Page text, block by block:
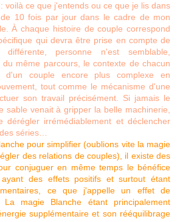
voilà ce que j'entends ou ce que je lis dans
10 fois par jour dans le cadre de mon
À chaque histoire de couple correspond
qui devra être prise en compte de
différente, personne n'est semblable,
même parcours, le contexte de chacun
couple encore plus complexe en
tout comme le mécanisme d'une
son travail précisément. Si jamais le
sable venait à gripper la belle machinerie,
dérégler irrémédiablement et déclencher
séries…
pour simplifier (oublions vite la magie
des relations de couples), il existe des
conjuguer en même temps le bénéfice
des effets positifs et surtout étant
ce que j'appelle un effet de
La magie Blanche étant principalement
supplémentaire et son rééquilibrage